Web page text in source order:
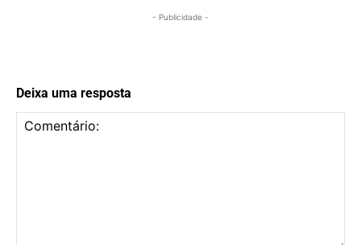
- Publicidade -
Deixa uma resposta